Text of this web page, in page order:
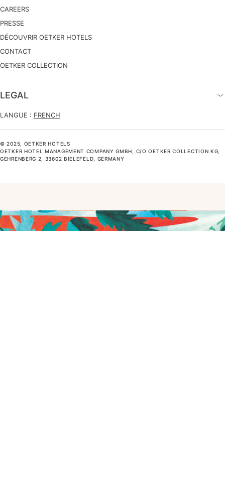
CAREERS
PRESSE
DÉCOUVRIR OETKER HOTELS
CONTACT
OETKER COLLECTION
LEGAL
LANGUE : FRENCH
© 2025, OETKER HOTELS
OETKER HOTEL MANAGEMENT COMPANY GMBH, C/O OETKER COLLECTION KG,
GEHRENBERG 2, 33602 BIELEFELD, GERMANY